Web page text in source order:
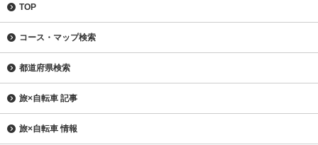
TOP
コース・マップ検索
都道府県検索
旅×自転車 記事
旅×自転車 情報